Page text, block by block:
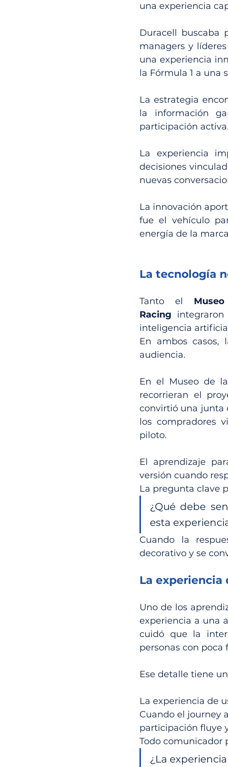
una experiencia
Duracell buscaba
managers y
una experiencia
la Fórmula 1 a una
La estrategia
la información
participación activa.
La experiencia
decisiones
nuevas
La innovación
fue el vehículo
energía de la
La tecnología
Tanto el
Racing
inteligencia
En ambos
audiencia.
En el Museo de
recorrieran el
convirtió una junta
los compradores
piloto.
El aprendizaje
versión cuando
La pregunta clave
¿Qué debe
esta
Cuando la
decorativo y se
La experiencia
Uno de los
experiencia a una
cuidó que la
personas con poca
Ese detalle tiene
La experiencia de
Cuando el journey
participación fluye
Todo comunicador
¿La